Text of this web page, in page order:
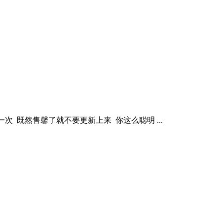
次 既然售馨了就不要更新上来 你这么聪明 ...